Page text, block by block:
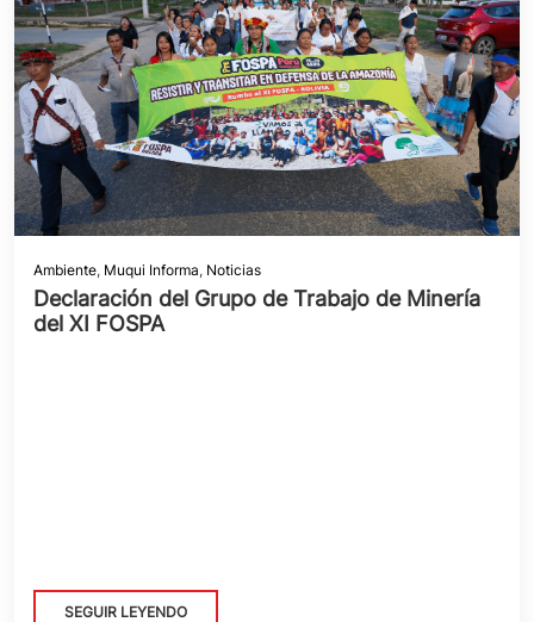
Ambiente, Muqui Informa, Noticias
Declaración del Grupo de Trabajo de Minería
del XI FOSPA
SEGUIR LEYENDO